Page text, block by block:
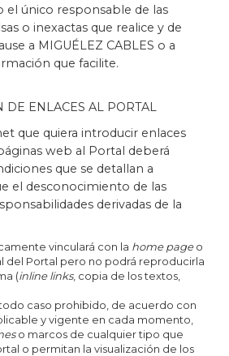
el único responsable de las
o inexactas que realice y de
a MIGUÉLEZ CABLES o a
que facilite.
DE ENLACES AL PORTAL
que quiera introducir enlaces
web al Portal deberá
que se detallan a
el desconocimiento de las
derivadas de la
vinculará con la home pageo
del Portal pero no podrá reproducirla
(inline links, copia de los textos,
caso prohibido, de acuerdo con
y vigente en cada momento,
o marcos de cualquier tipo que
o permitan la visualización de los